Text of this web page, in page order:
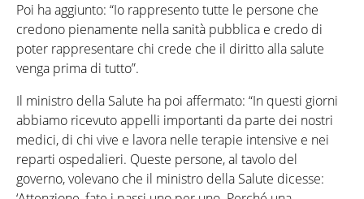
Poi ha aggiunto: “Io rappresento tutte le persone che
credono pienamente nella sanità pubblica e credo di
poter rappresentare chi crede che il diritto alla salute
venga prima di tutto”.
Il ministro della Salute ha poi affermato: “In questi giorni
abbiamo ricevuto appelli importanti da parte dei nostri
medici, di chi vive e lavora nelle terapie intensive e nei
reparti ospedalieri. Queste persone, al tavolo del
governo, volevano che il ministro della Salute dicesse: